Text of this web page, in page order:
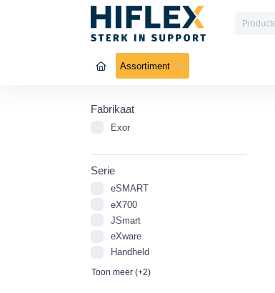
Assortiment
Fabrikaat
Exor
Serie
eSMART
eX700
JSmart
eXware
Handheld
Toon meer (+2)